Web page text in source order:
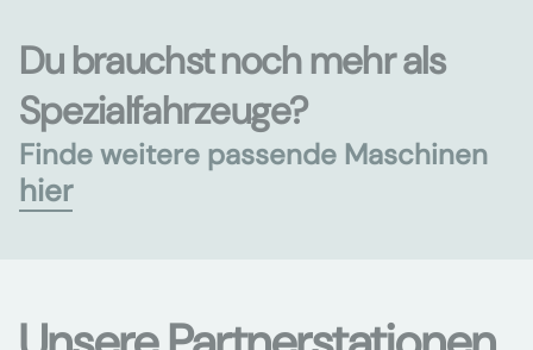
Du brauchst noch mehr als
Spezialfahrzeuge?
Finde weitere passende Maschinen
hier